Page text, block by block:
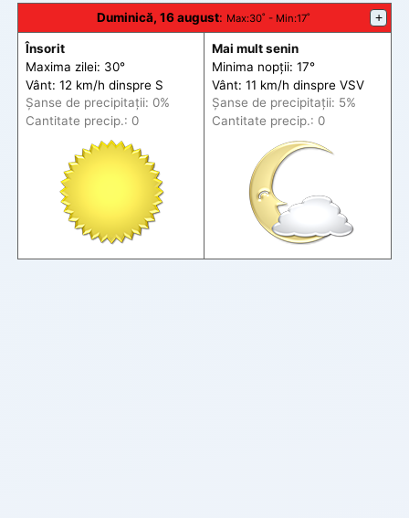
Duminică, 16 august: Max:30˚ - Min:17˚ +
Însorit
Maxima zilei: 30°
Vânt: 12 km/h dinspre S
Șanse de precipitații: 0%
Cantitate precip.: 0
Mai mult senin
Minima nopții: 17°
Vânt: 11 km/h dinspre VSV
Șanse de precipitații: 5%
Cantitate precip.: 0